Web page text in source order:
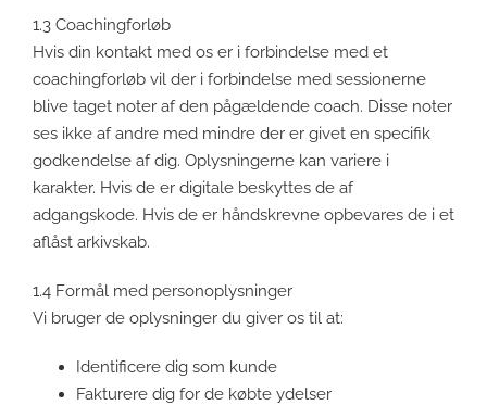
1.3 Coachingforløb
Hvis din kontakt med os er i forbindelse med et
coachingforløb vil der i forbindelse med sessionerne
blive taget noter af den pågældende coach. Disse noter
ses ikke af andre med mindre der er givet en specifik
godkendelse af dig. Oplysningerne kan variere i
karakter. Hvis de er digitale beskyttes de af
adgangskode. Hvis de er håndskrevne opbevares de i et
aflåst arkivskab.
1.4 Formål med personoplysninger
Vi bruger de oplysninger du giver os til at:
Identificere dig som kunde
Fakturere dig for de købte ydelser